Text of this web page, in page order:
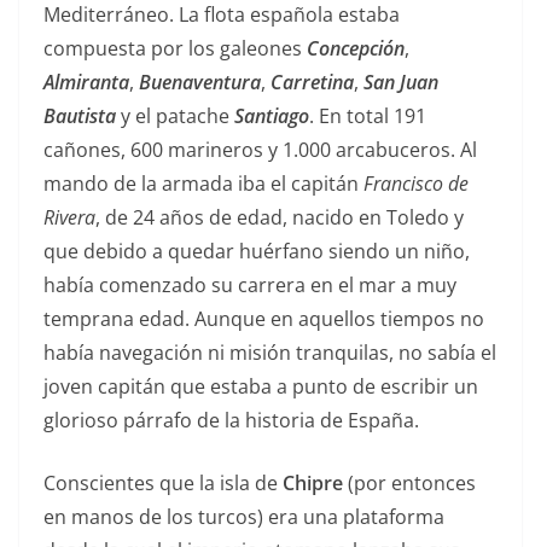
Mediterráneo. La flota española estaba
compuesta por los galeones Concepción,
Almiranta, Buenaventura, Carretina, San Juan
Bautistay el patacheSantiago. En total 191
cañones, 600 marineros y 1.000 arcabuceros. Al
mando de la armada iba el capitán Francisco de
Rivera, de 24 años de edad, nacido en Toledo y
que debido a quedar huérfano siendo un niño,
había comenzado su carrera en el mar a muy
temprana edad. Aunque en aquellos tiempos no
había navegación ni misión tranquilas, no sabía el
joven capitán que estaba a punto de escribir un
glorioso párrafo de la historia de España.
Conscientes que la isla de Chipre(por entonces
en manos de los turcos) era una plataforma